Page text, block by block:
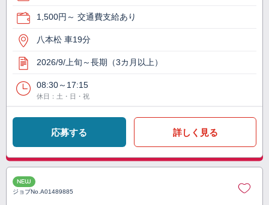
1,500円～ 交通費支給あり
八本松 車19分
2026/9/上旬～長期（3カ月以上）
08:30～17:15
休日：土・日・祝
応募する 詳しく見る
NEW
ジョブNo.A01489885